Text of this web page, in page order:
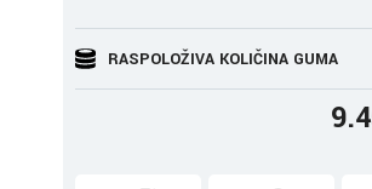
RASPOLOŽIVA KOLIČINA GUMA